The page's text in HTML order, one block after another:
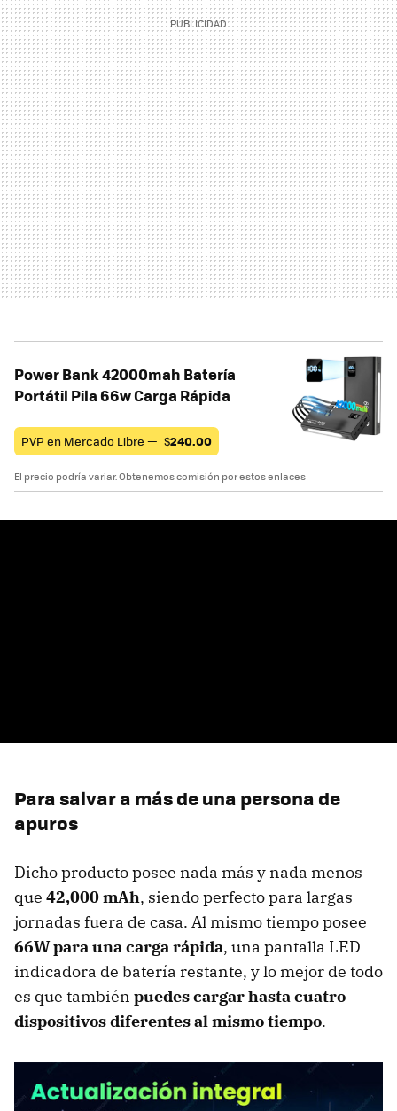
Power Bank 42000mah Batería
Portátil Pila 66w Carga Rápida
PVP en Mercado Libre — $240.00
El precio podría variar. Obtenemos comisión por estos enlaces
Para salvar a más de una persona de
apuros
Dicho producto posee nada más y nada menos
que 42,000 mAh, siendo perfecto para largas
jornadas fuera de casa. Al mismo tiempo posee
66W para una carga rápida, una pantalla LED
indicadora de batería restante, y lo mejor de todo
es que también puedes cargar hasta cuatro
dispositivos diferentes al mismo tiempo.